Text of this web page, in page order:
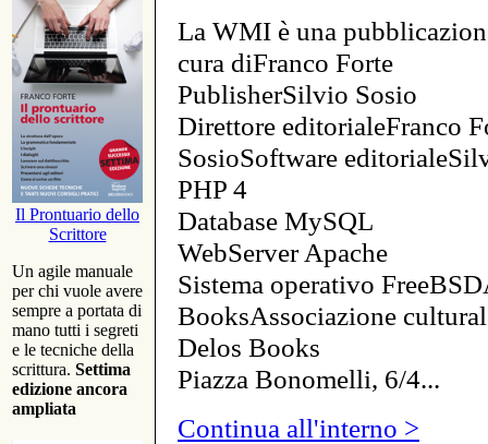
Il Prontuario dello
Scrittore
Un agile manuale
per chi vuole avere
sempre a portata di
mano tutti i segreti
e le tecniche della
scrittura. Settima
edizione ancora
ampliata
La WMI è una
cura diFranco Forte
PublisherSilvio Sosio
Direttore editorialeFranco
SosioSoftware
PHP 4
Database MySQL
WebServer Apache
Sistema operativo
BooksAssociazione
Delos Books
Piazza Bonomelli, 6/4...
Continua all'interno >